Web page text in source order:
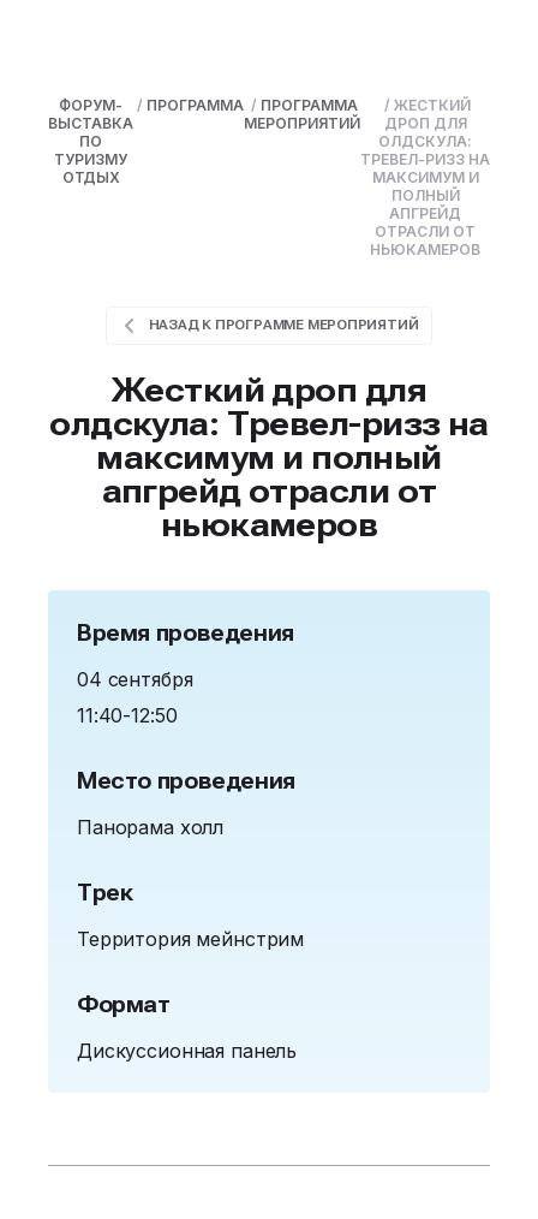
ФОРУМ-
ВЫСТАВКА
ПО
ТУРИЗМУ
ОТДЫХ
/ ПРОГРАММА / ПРОГРАММА
МЕРОПРИЯТИЙ
/ ЖЕСТКИЙ
ДРОП ДЛЯ
ОЛДСКУЛА:
ТРЕВЕЛ-РИЗЗ НА
МАКСИМУМ И
ПОЛНЫЙ
АПГРЕЙД
ОТРАСЛИ ОТ
НЬЮКАМЕРОВ
НАЗАД К ПРОГРАММЕ МЕРОПРИЯТИЙ
Жесткий дроп для
олдскула: Тревел-ризз на
максимум и полный
апгрейд отрасли от
ньюкамеров
Время проведения
04 сентября
11:40-12:50
Место проведения
Панорама холл
Трек
Территория мейнстрим
Формат
Дискуссионная панель